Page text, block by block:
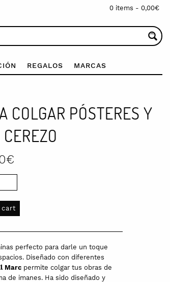
0 items - 0,00€
REGALOS MARCAS
COLGAR PÓSTERES Y
€
cart
perfecto para darle un toque
Diseñado con diferentes
Marc permite colgar tus obras de
de imanes. Ha sido diseñado y